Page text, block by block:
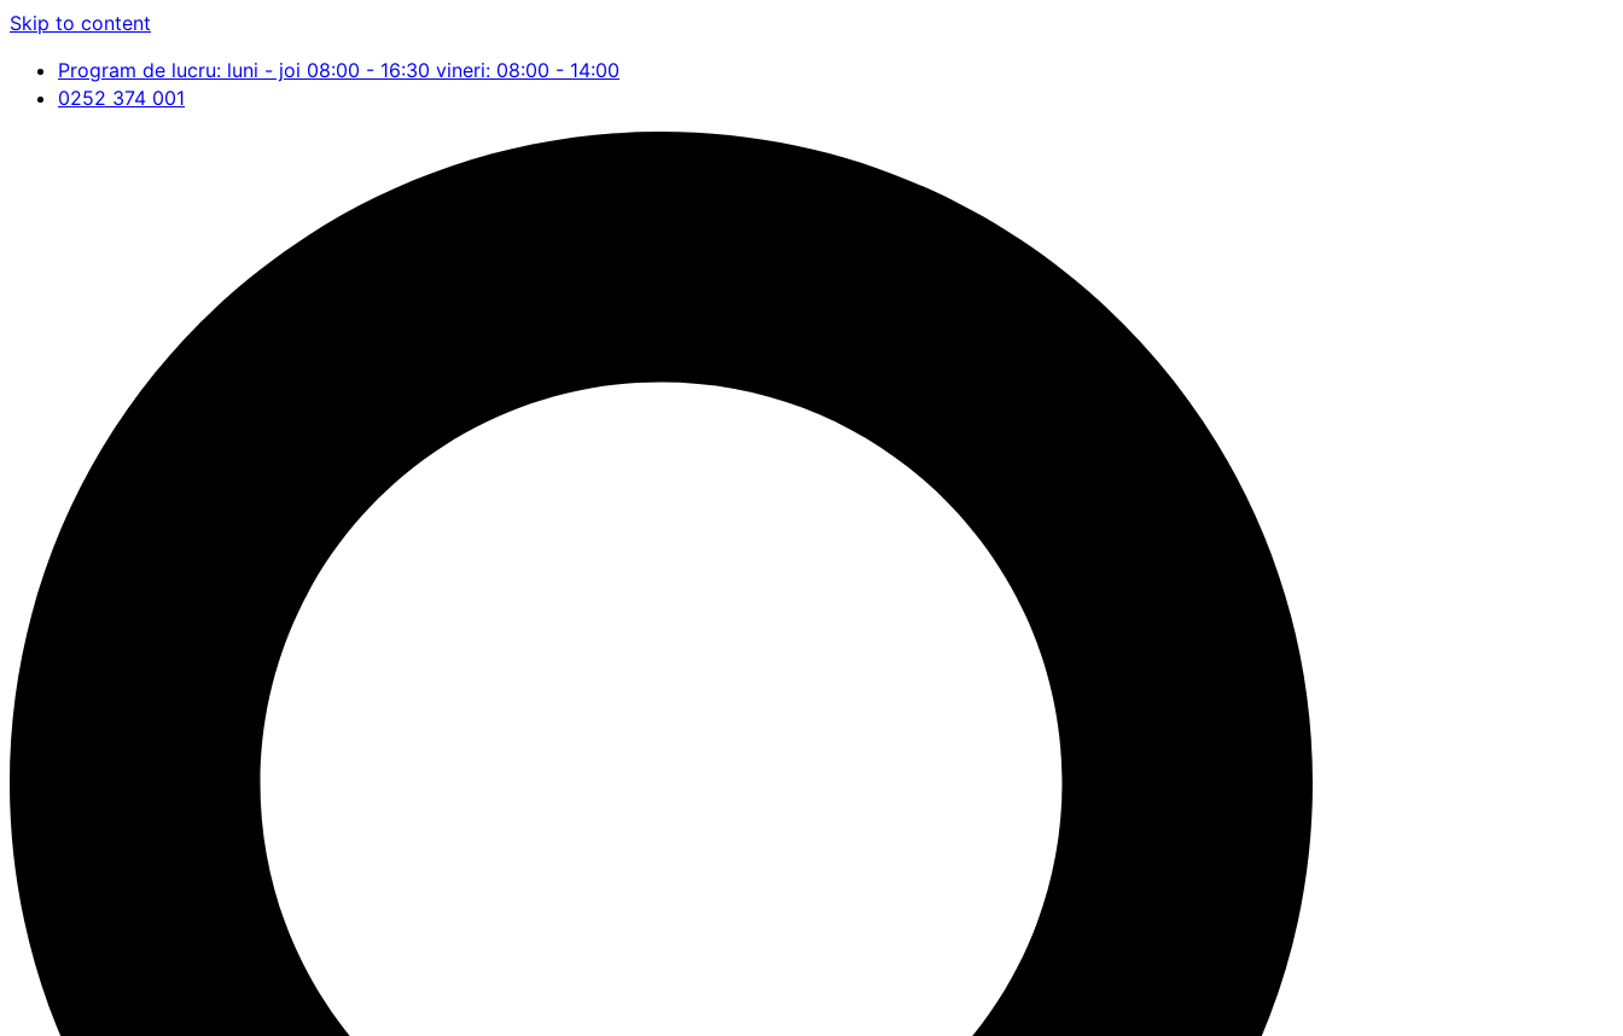
Skip to content
Program de lucru: luni - joi 08:00 - 16:30 vineri: 08:00 - 14:00
0252 374 001